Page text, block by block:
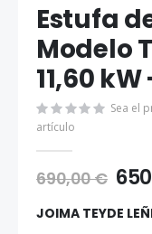
al
comienzo
de
la
galería
de
imágenes
Estufa
Modelo
11,60
Sea el
artículo
690,00 €
JOIMA TEYDE